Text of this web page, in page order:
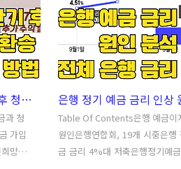
예금
저축은
토중
(40)는
특별
최근
진한
야 할
씨는
법으로 내 예금 돌려받는 방법예
호법과 개정내용예금자 보호법
호법 개정 내용경북상호저축은
지 후 예금자 보호법 처리 사례예
호법에 의한 보험금 지급 신청 방
은행 파산시 예금자 보호법으로
돌려받는 방법최근 매각을 고려중
은행들이 늘고 있습니다. 만약 매
패하고 지속적인 적자가 발생하면
2024 청년희망적금 만기 후 청년도약계좌 환승 혜택 정리 | 방법 | 자격
과 청
가입
망적
Table Of Contents은행 예금이
원인은행연합회, 19개 시중은행
금 금리 4%대 저축은행정기예금